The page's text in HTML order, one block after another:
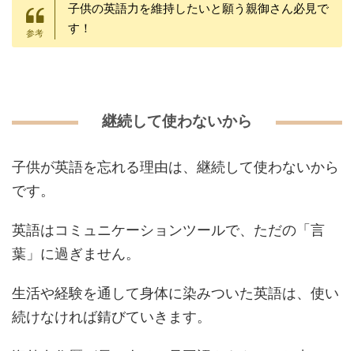
子供の英語力を維持したいと願う親御さん必見で
す！
継続して使わないから
子供が英語を忘れる理由は、継続して使わないから
です。
英語はコミュニケーションツールで、ただの「言
葉」に過ぎません。
生活や経験を通して身体に染みついた英語は、使い
続けなければ錆びていきます。